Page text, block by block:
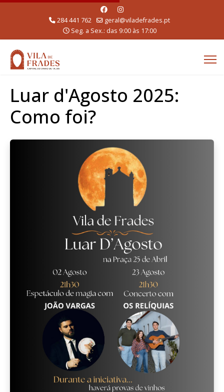
284 441 762
geral@viladefrades.pt
Seg. a Sex.: das 9:00 às 17:00
Luar d'Agosto 2025:
Como foi?